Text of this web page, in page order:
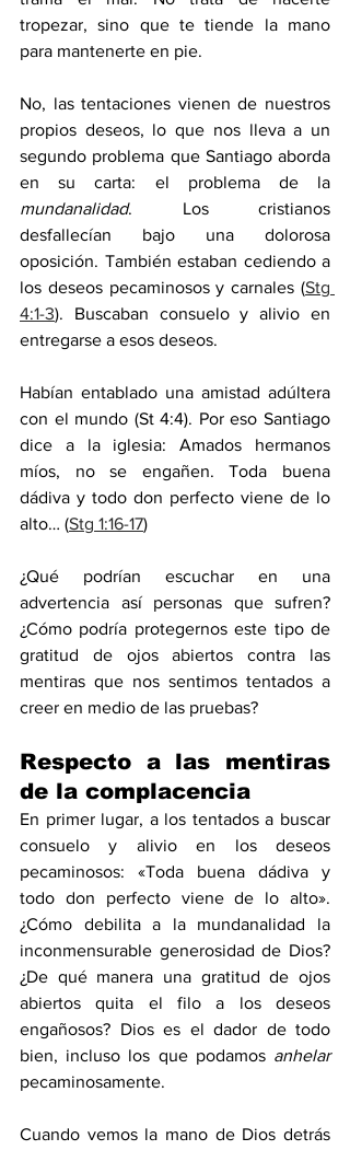
tropezar, sino que te tiende la mano
para mantenerte en pie.
No, las tentaciones vienen de nuestros
propios deseos, lo que nos lleva a un
segundo problema que Santiago aborda
mundanalidad. Los cristianos
desfallecían bajo una dolorosa
oposición. También estaban cediendo a
los deseos pecaminosos y carnales (Stg
4:1-3). Buscaban consuelo y alivio en
entregarse a esos deseos.
Habían entablado una amistad adúltera
con el mundo (St 4:4). Por eso Santiago
dice a la iglesia: Amados hermanos
míos, no se engañen. Toda buena
dádiva y todo don perfecto viene de lo
alto… (Stg 1:16-17)
¿Qué podrían escuchar en una
advertencia así personas que sufren?
¿Cómo podría protegernos este tipo de
gratitud de ojos abiertos contra las
mentiras que nos sentimos tentados a
creer en medio de las pruebas?
Respecto a las mentiras
de la complacencia
En primer lugar, a los tentados a buscar
consuelo y alivio en los deseos
pecaminosos: «Toda buena dádiva y
todo don perfecto viene de lo alto».
¿Cómo debilita a la mundanalidad la
inconmensurable generosidad de Dios?
¿De qué manera una gratitud de ojos
abiertos quita el filo a los deseos
engañosos? Dios es el dador de todo
bien, incluso los que podamos
anhelar
pecaminosamente.
Cuando vemos la mano de Dios detrás